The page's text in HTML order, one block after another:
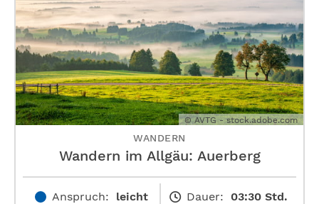
© AVTG - stock.adobe.com
WANDERN
Wandern im Allgäu: Auerberg
Anspruch: leicht Dauer: 03:30 Std.